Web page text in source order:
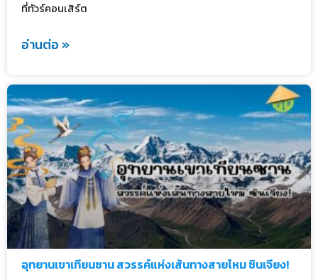
ที่ทัวร์คอนเสิร์ต
อ่านต่อ »
อุทยานเขาเทียนซาน สวรรค์แห่งเส้นทางสายไหม ซินเจียง!